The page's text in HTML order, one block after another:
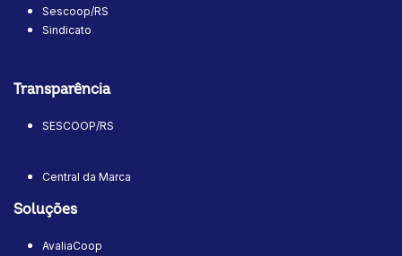
Sescoop/RS
Sindicato
Transparência
SESCOOP/RS
Central da Marca
Soluções
AvaliaCoop